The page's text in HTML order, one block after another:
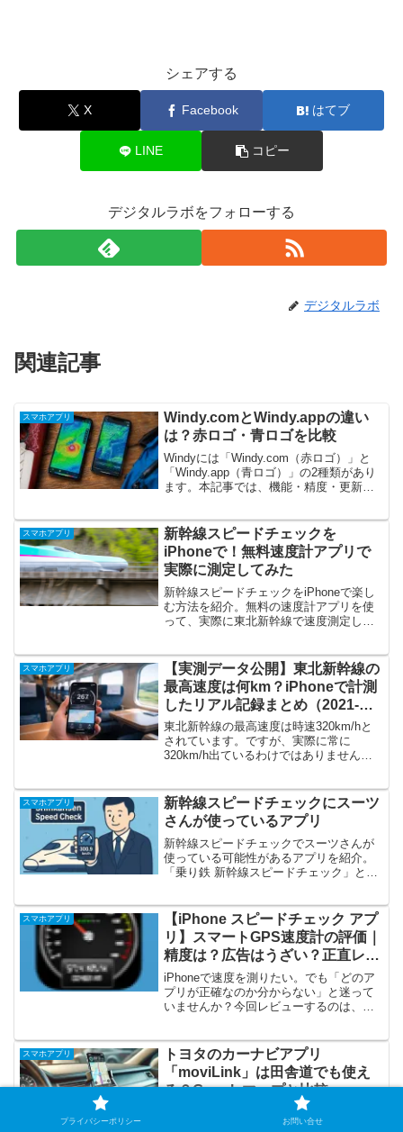
シェアする
X Facebook はてブ
LINE コピー
デジタルラボをフォローする
デジタルラボ
関連記事
スマホアプリ
Windy.comとWindy.appの違い
は？赤ロゴ・青ロゴを比較
Windyには「Windy.com（赤ロゴ）」と
「Windy.app（青ロゴ）」の2種類があり
ます。本記事では、機能・精度・更新頻
おすすめかを分かりやすく解説します。
スマホアプリ
新幹線スピードチェックを
iPhoneで！無料速度計アプリで
実際に測定してみた
新幹線スピードチェックをiPhoneで楽し
む方法を紹介。無料の速度計アプリを使
って、実際に東北新幹線で速度測定した
点も解説します。
スマホアプリ
【実測データ公開】東北新幹線の
最高速度は何km？iPhoneで計測
したリアル記録まとめ（2021-
2024）
東北新幹線の最高速度は時速320km/hと
されています。ですが、実際に常に
320km/h出ているわけではありません。
す。その実測データをまとめました。私
がスピードチェッ...
スマホアプリ
新幹線スピードチェックにスーツ
さんが使っているアプリ
新幹線スピードチェックでスーツさんが
使っている可能性があるアプリを紹介。
「乗り鉄 新幹線スピードチェック」と
ムで確認する方法を解説します。
スマホアプリ
【iPhone スピードチェック アプ
リ】スマートGPS速度計の評価｜
精度は？広告はうざい？正直レビ
ュー
iPhoneで速度を測りたい。でも「どのア
プリが正確なのか分からない」と迷って
いませんか？今回レビューするのは、無
す。グラフィックは非常にきれい。しか
し、広告表示はかな...
スマホアプリ
トヨタのカーナビアプリ
「moviLink」は田舎道でも使え
る？Googleマップと比較
moviLink（モビリンク）はトヨタ公式の
無料カーナビアプリ。地方8km通勤で2週
プライバシーポリシー お問い合せ